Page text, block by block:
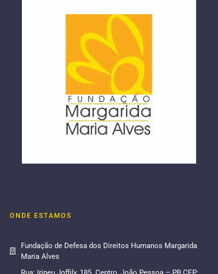
ONDE ESTAMOS
Fundação de Defesa dos Direitos Humanos Margarida
Maria Alves